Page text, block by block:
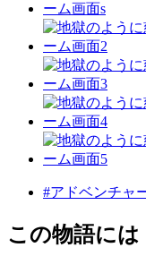
#アドベンチャ
この物語に